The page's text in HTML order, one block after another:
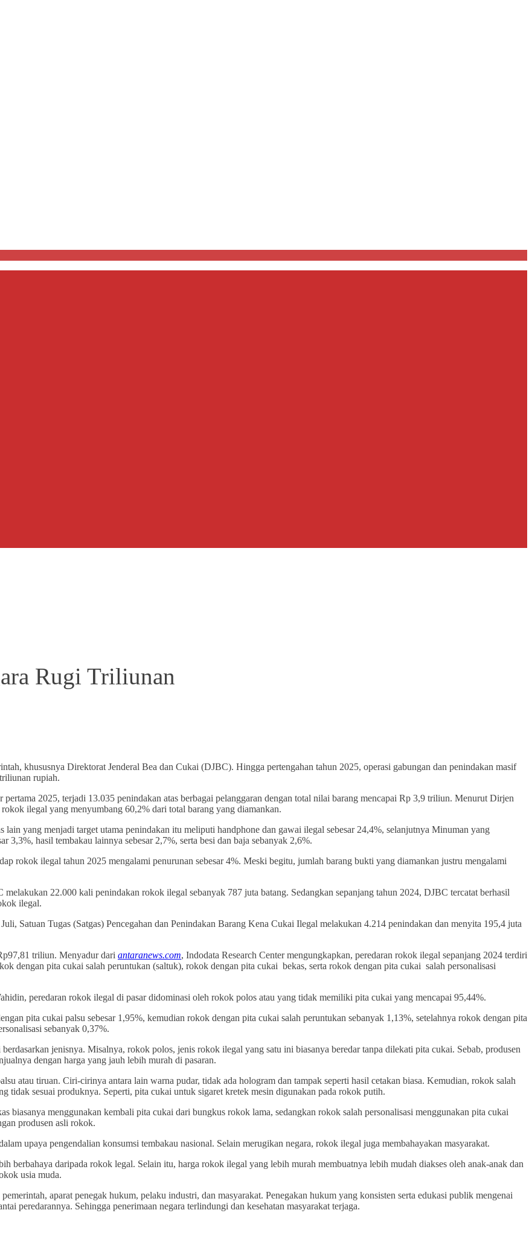
Rugi Triliunan
khususnya Direktorat Jenderal Bea dan Cukai (DJBC). Hingga pertengahan tahun 2025, operasi gabungan dan penindakan masif
rupiah.
pertama 2025, terjadi 13.035 penindakan atas berbagai pelanggaran dengan total nilai barang mencapai Rp 3,9 triliun. Menurut Dirjen
ilegal yang menyumbang 60,2% dari total barang yang diamankan.
lain yang menjadi target utama penindakan itu meliputi handphone dan gawai ilegal sebesar 24,4%, selanjutnya Minuman yang
hasil tembakau lainnya sebesar 2,7%, serta besi dan baja sebanyak 2,6%.
rokok ilegal tahun 2025 mengalami penurunan sebesar 4%. Meski begitu, jumlah barang bukti yang diamankan justru mengalami
melakukan 22.000 kali penindakan rokok ilegal sebanyak 787 juta batang. Sedangkan sepanjang tahun 2024, DJBC tercatat berhasil
ilegal.
Satuan Tugas (Satgas) Pencegahan dan Penindakan Barang Kena Cukai Ilegal melakukan 4.214 penindakan dan menyita 195,4 juta
triliun. Menyadur dari antaranews.com, Indodata Research Center mengungkapkan, peredaran rokok ilegal sepanjang 2024 terdiri
dengan pita cukai salah peruntukan (saltuk), rokok dengan pita cukai bekas, serta rokok dengan pita cukai salah personalisasi
peredaran rokok ilegal di pasar didominasi oleh rokok polos atau yang tidak memiliki pita cukai yang mencapai 95,44%.
pita cukai palsu sebesar 1,95%, kemudian rokok dengan pita cukai salah peruntukan sebanyak 1,13%, setelahnya rokok dengan pita
sebanyak 0,37%.
jenisnya. Misalnya, rokok polos, jenis rokok ilegal yang satu ini biasanya beredar tanpa dilekati pita cukai. Sebab, produsen
dengan harga yang jauh lebih murah di pasaran.
atau tiruan. Ciri-cirinya antara lain warna pudar, tidak ada hologram dan tampak seperti hasil cetakan biasa. Kemudian, rokok salah
tidak sesuai produknya. Seperti, pita cukai untuk sigaret kretek mesin digunakan pada rokok putih.
biasanya menggunakan kembali pita cukai dari bungkus rokok lama, sedangkan rokok salah personalisasi menggunakan pita cukai
produsen asli rokok.
upaya pengendalian konsumsi tembakau nasional. Selain merugikan negara, rokok ilegal juga membahayakan masyarakat.
berbahaya daripada rokok legal. Selain itu, harga rokok ilegal yang lebih murah membuatnya lebih mudah diakses oleh anak-anak dan
usia muda.
aparat penegak hukum, pelaku industri, dan masyarakat. Penegakan hukum yang konsisten serta edukasi publik mengenai
peredarannya. Sehingga penerimaan negara terlindungi dan kesehatan masyarakat terjaga.